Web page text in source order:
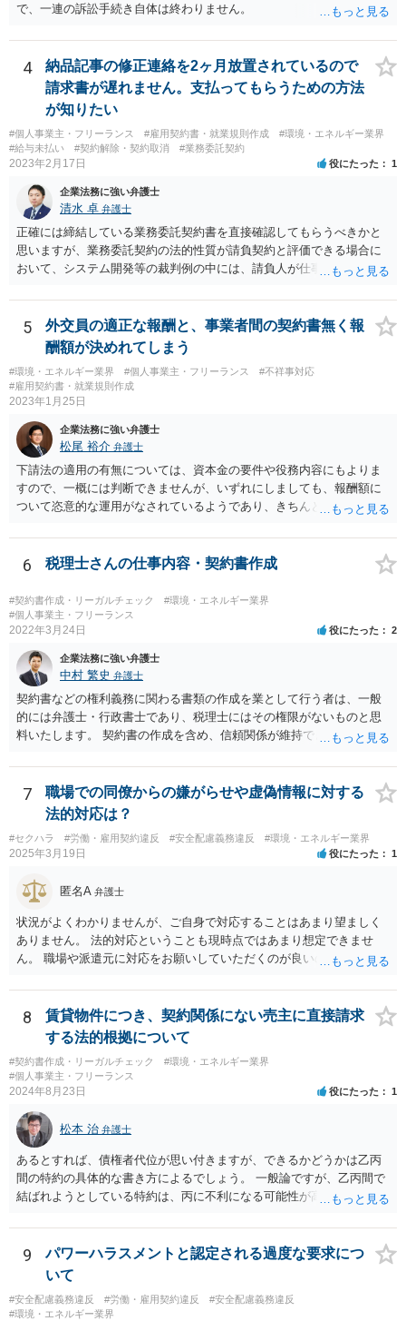
で、一連の訴訟手続き自体は終わりません。
4
納品記事の修正連絡を2ヶ月放置されているので
請求書が遅れません。支払ってもらうための方法
が知りたい
#個人事業主・フリーランス #雇用契約書・就業規則作成
#環境・エネルギー業界
#給与未払い
#契約解除・契約取消 #業務委託契約
2023年2月17日 役にたった 1
企業法務に強い弁護士
清水 卓 弁護士
正確には締結している業務委託契約書を直接確認してもらうべきかと
思いますが、業務委託契約の法的性質が請負契約と評価できる場合に
おいて、システム開発等の裁判例の中には、請負人が仕事を完成させ
まで終えているか否かを基準として判断すべきであるという見解を示
しているものがあります。 このような見解を踏まえ、あなたのケー
スでも、予定していた最後の工程まで終えており、仕事は完成してい
る等と主張して行くことが考えられます。 もっとも、相手方はこの
ような見解は本件にはあてはまらない等を理由に、仕事の完成を認め
ないことが想定されます。 そのような場合には、裁判所に民事調停
もしれません。 いずれにしても、一度、業務委託契約書や納品した
記事等の証拠を持参の上、お住まいの地域の弁護士に直接相談してみ
てはいかがでしょうか。
5
外交員の適正な報酬と、事業者間の契約書無く報
酬額が決めれてしまう
#環境・エネルギー業界 #個人事業主・フリーランス
#不祥事対応
#雇用契約書・就業規則作成
2023年1月25日
企業法務に強い弁護士
松尾 裕介 弁護士
下請法の適用の有無については、資本金の要件や役務内容にもよりま
すので、一概には判断できませんが、いずれにしましても、報酬額に
ついて恣意的な運用がなされているようであり、きちんとした契約書
適用がある場合には、著しく低い下請代金を不当に定めることは禁止
されますが、そうでない場合には、基本的には、双方の合意に基づく
ことになります。 恣意的な運用による報酬の減額分については、当
初の合意に基づき報酬額の支払いが認められる余地があると考えられ
ます。
6 税理士さんの仕事内容・契約書作成
#契約書作成・リーガルチェック
#環境・エネルギー業界
#個人事業主・フリーランス
2022年3月24日 役にたった 2
企業法務に強い弁護士
中村 繁史 弁護士
契約書などの権利義務に関わる書類の作成を業として行う者は、一般
的には弁護士・行政書士であり、税理士にはその権限がないものと思
料いたします。 契約書の作成を含め、信頼関係が維持できないのであ
7
職場での同僚からの嫌がらせや虚偽情報に対する
法的対応は？
#セクハラ #労働・雇用契約違反 #安全配慮義務違反 #環境・エネルギー業界
2025年3月19日 役にたった 1
匿名A 弁護士
状況がよくわかりませんが、ご自身で対応することはあまり望ましく
ありません。 法的対応ということも現時点ではあまり想定できませ
ん。 職場や派遣元に対応をお願いしていただくのが良いのではないで
8
賃貸物件につき、契約関係にない売主に直接請求
する法的根拠について
#契約書作成・リーガルチェック
#環境・エネルギー業界
#個人事業主・フリーランス
2024年8月23日 役にたった 1
松本 治 弁護士
あるとすれば、債権者代位が思い付きますが、できるかどうかは乙丙
間の特約の具体的な書き方によるでしょう。 一般論ですが、乙丙間で
結ばれようとしている特約は、丙に不利になる可能性が高いです。
9
パワーハラスメントと認定される過度な要求につ
いて
#安全配慮義務違反 #労働・雇用契約違反
#安全配慮義務違反
#環境・エネルギー業界